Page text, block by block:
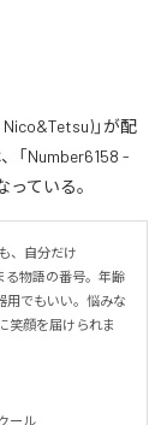
」が配
「Number6158 -
ている。
、自分だけ
る物語の番号。年齢
用でもいい。悩みな
笑顔を届けられま
ール